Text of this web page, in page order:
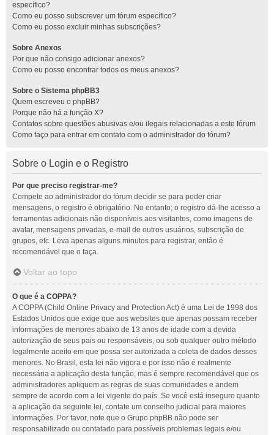
específico?
Como eu posso subscrever um fórum específico?
Como eu posso excluir minhas subscrições?
Sobre Anexos
Por que não consigo adicionar anexos?
Como eu posso encontrar todos os meus anexos?
Sobre o Sistema phpBB3
Quem escreveu o phpBB?
Porque não há a função X?
Contatos sobre questões abusivas e/ou ilegais relacionadas a este fórum
Como faço para entrar em contato com o administrador do fórum?
Sobre o Login e o Registro
Por que preciso registrar-me?
Compete ao administrador do fórum decidir se para poder criar
mensagens, o registro é obrigatório. No entanto; o registro dá-lhe acesso a
ferramentas adicionais não disponíveis aos visitantes, como imagens de
avatar, mensagens privadas, e-mail de outros usuários, subscrição de
grupos, etc. Leva apenas alguns minutos para registrar, então é
recomendável que o faça.
Voltar ao topo
O que é a COPPA?
A COPPA (Child Online Privacy and Protection Act) é uma Lei de 1998 dos
Estados Unidos que exige que aos websites que apenas possam receber
informações de menores abaixo de 13 anos de idade com a devida
autorização de seus pais ou responsáveis, ou sob qualquer outro método
legalmente aceito em que possa ser autorizada a coleta de dados desses
menores. No Brasil, esta lei não vigora e por isso não é realmente
necessária a aplicação desta função, mas é sempre recomendável que os
administradores apliquem as regras de suas comunidades e andem
sempre de acordo com a lei vigente do país. Se você está inseguro quanto
a aplicação da seguinte lei, contate um conselho judicial para maiores
informações. Por favor, note que o Grupo phpBB não pode ser
responsabilizado ou contatado para possíveis problemas legais e/ou